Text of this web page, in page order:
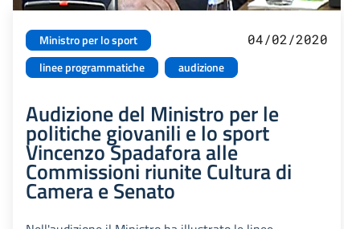
Ministro per lo sport
linee programmatiche
audizione
04/02/2020
Audizione del Ministro per le
politiche giovanili e lo sport
Vincenzo Spadafora alle
Commissioni riunite Cultura di
Camera e Senato